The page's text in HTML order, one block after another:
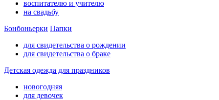
воспитателю и учителю
на свадьбу
Бонбоньерки Папки
для свидетельства о рождении
для свидетельства о браке
Детская одежда для праздников
новогодняя
для девочек